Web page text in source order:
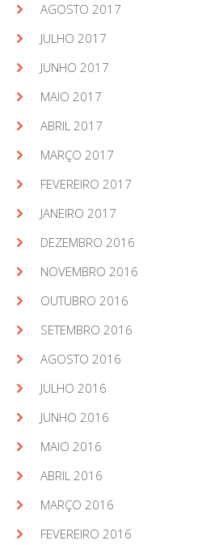
AGOSTO 2017
JULHO 2017
JUNHO 2017
MAIO 2017
ABRIL 2017
MARÇO 2017
FEVEREIRO 2017
JANEIRO 2017
DEZEMBRO 2016
NOVEMBRO 2016
OUTUBRO 2016
SETEMBRO 2016
AGOSTO 2016
JULHO 2016
JUNHO 2016
MAIO 2016
ABRIL 2016
MARÇO 2016
FEVEREIRO 2016